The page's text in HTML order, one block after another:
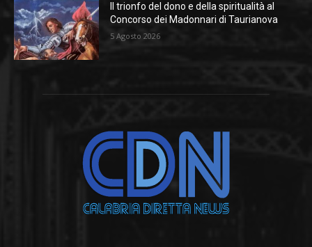
Il trionfo del dono e della spiritualità al
Concorso dei Madonnari di Taurianova
5 Agosto 2026